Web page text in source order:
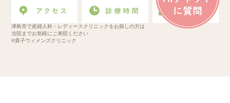
津島市で産婦人科・レディースクリニックをお探しの方は
当院までお気軽にご来院ください
©貴子ウィメンズクリニック